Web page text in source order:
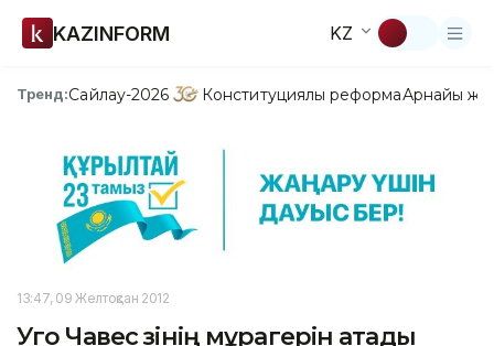
KAZINFORM KZ
Тренд:Сайлау-2026 Конституциялық реформаАрнайы
13:47, 09 Желтоқсан 2012
Уго Чавес өзінің мұрагерін атады